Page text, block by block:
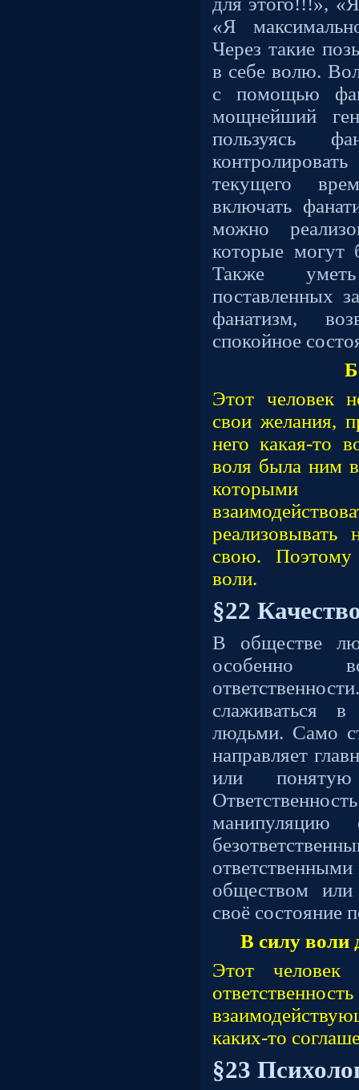
«Я
Через такие
в себе волю.
с помощью
мощнейший
пользуясь
текущего
включать
можно
которые могут
Также
поставленных
фанатизм,
спокойное
Этот человек
свои желания,
него какая-то
воля была ним
которыми
свою. Поэтому
воли.
§22
В обществе
особенно
слаживаться
людьми. Само
направляет
или
манипуляцию
обществом
своё состояние
В силу воли
Этот человек
каких-то
§23